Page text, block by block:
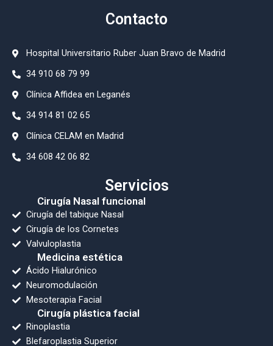
Contacto
Hospital Universitario Ruber Juan Bravo de Madrid
34 910 68 79 99
⁠Clínica Affidea en Leganés
34 914 81 02 65
Clínica CELAM en Madrid
34 608 42 06 82
Servicios
Cirugía Nasal funcional
Cirugía del tabique Nasal
Cirugía de los Cornetes
Valvuloplastia
Medicina estética
Ácido Hialurónico
Neuromodulación
Mesoterapia Facial
Cirugía plástica facial
Rinoplastia
Blefaroplastia Superior